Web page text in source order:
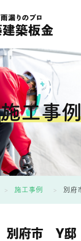
施工事
施工事例 別
別府市 Y邸